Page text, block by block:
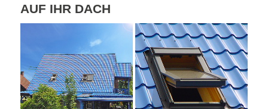
AUF IHR DACH